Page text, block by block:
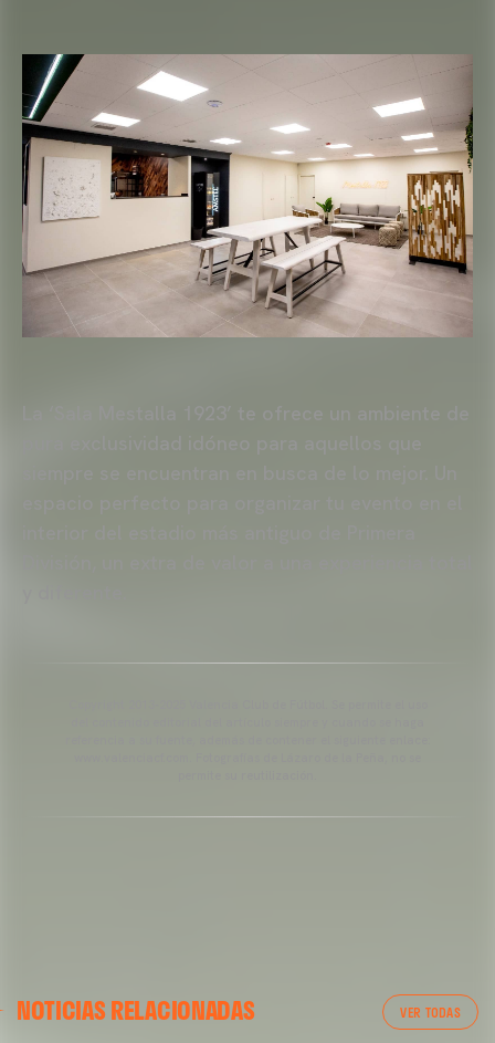
NOTICIAS RELACIONADAS VER TODAS
ENTRENAMIENTO DEL VALENCIA CF 04/03/26